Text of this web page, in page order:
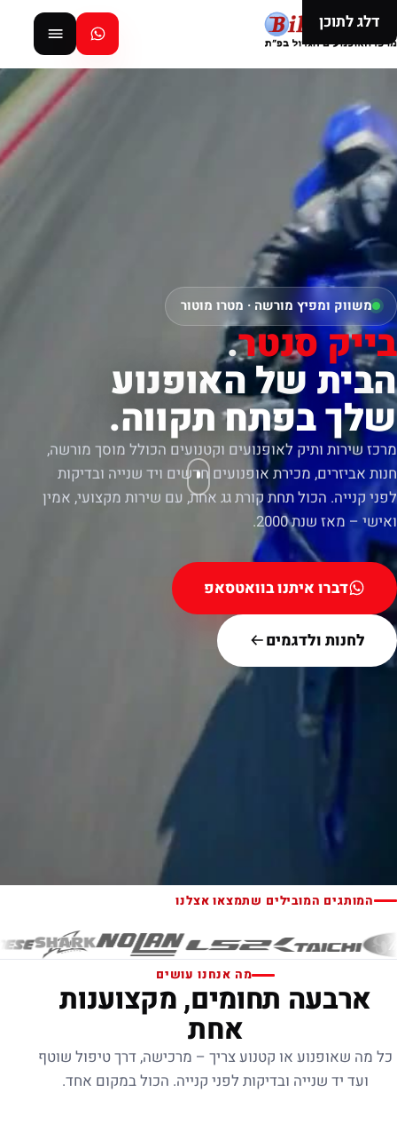
דלג לתוכן
משווק ומפיץ מורשה · מטרו מוטור
בייק סנטר.
הבית של האופנוע
שלך בפתח תקווה.
מרכז שירות ותיק לאופנועים וקטנועים הכולל מוסך מורשה,
חנות אביזרים, מכירת אופנועים חדשים ויד שנייה ובדיקות
לפני קנייה. הכול תחת קורת גג אחת, עם שירות מקצועי, אמין
ואישי – מאז שנת 2000.
דברו איתנו בוואטסאפ
לחנות ולדגמים
המותגים המובילים שתמצאו אצלנו
מה אנחנו עושים
ארבעה תחומים, מקצוענות
אחת
כל מה שאופנוע או קטנוע צריך – מרכישה, דרך טיפול שוטף
ועד יד שנייה ובדיקות לפני קנייה. הכול במקום אחד.